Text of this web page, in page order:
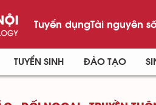
Tuyển dụngTài nguyên số
TUYỂN SINH ĐÀO TẠO